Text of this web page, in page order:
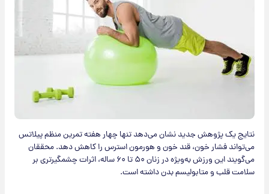
نتایج یک پژوهش جدید نشان می‌دهد تنها چهار هفته تمرین منظم پیلاتس
می‌تواند فشار خون، قند خون و هورمون استرس را کاهش دهد. محققان
می‌گویند این ورزش به‌ویژه در زنان ۵۰ تا ۶۰ ساله، اثرات چشمگیرتری بر
سلامت قلب و متابولیسم بدن داشته است.